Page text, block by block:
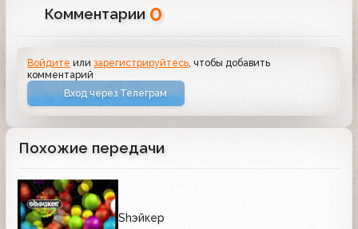
Комментарии 0
Войдите илизарегистрируйтесь , чтобы добавить
комментарий
Вход через Телеграм
Похожие передачи
Shэйкер